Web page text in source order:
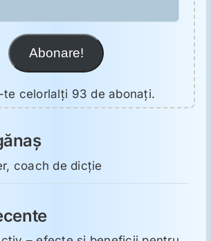
Abonare!
te celorlalți 93 de abonați.
coach de dicție